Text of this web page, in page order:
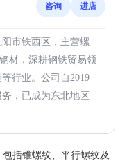
咨询 进店
市铁西区，主营螺
材，深耕钢铁贸易领
行业。公司自2019
，已成为东北地区
括锥螺纹、平行螺纹及